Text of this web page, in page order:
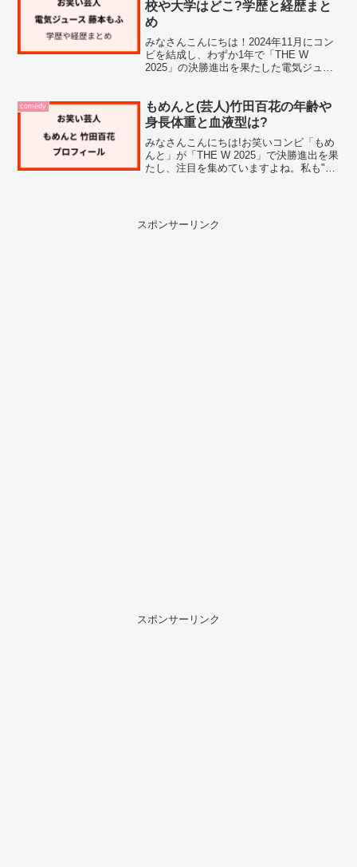
校や大学はどこ?学歴と経歴まと
め
みなさんこんにちは！2024年11月にコン
ビを結成し、わずか1年で「THE W
2025」の決勝進出を果たした電気ジュー
意外とまとまった情報が無いことに気が
付きました。...
comedy
もめんと(芸人)竹田百花の年齢や
身長体重と血液型は?
みなさんこんにちは!お笑いコンビ「もめ
んと」が「THE W 2025」で決勝進出を果
たし、注目を集めていますよね。私も"も
たんです...
スポンサーリンク
スポンサーリンク